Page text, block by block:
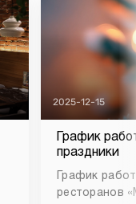
2025-12-15
График
праздники
График
ресторанов